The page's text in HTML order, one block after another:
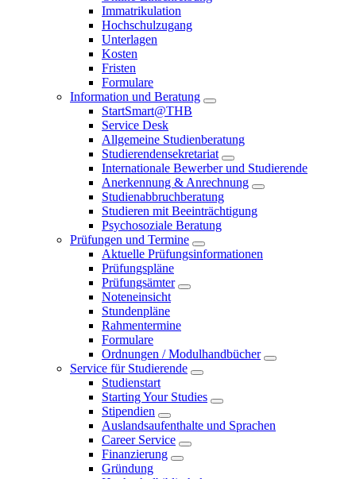
Immatrikulation
Hochschulzugang
Unterlagen
Kosten
Fristen
Formulare
Information und Beratung
StartSmart@THB
Service Desk
Allgemeine Studienberatung
Studierendensekretariat
Internationale Bewerber und Studierende
Anerkennung & Anrechnung
Studienabbruchberatung
Studieren mit Beeinträchtigung
Psychosoziale Beratung
Prüfungen und Termine
Aktuelle Prüfungsinformationen
Prüfungspläne
Prüfungsämter
Noteneinsicht
Stundenpläne
Rahmentermine
Formulare
Ordnungen / Modulhandbücher
Service für Studierende
Studienstart
Starting Your Studies
Stipendien
Auslandsaufenthalte und Sprachen
Career Service
Finanzierung
Gründung